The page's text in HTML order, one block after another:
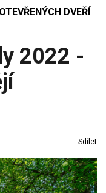
DVEŘÍ
2022 -
Sdílet